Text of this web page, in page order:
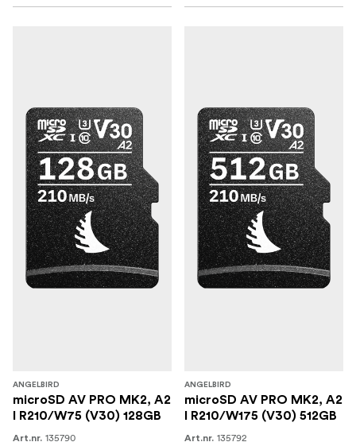
ANGELBIRD
microSD AV PRO MK2, A2
I R210/W75 (V30) 128GB
Art.nr. 135790
ANGELBIRD
microSD AV PRO MK2, A2
I R210/W175 (V30) 512GB
Art.nr. 135792